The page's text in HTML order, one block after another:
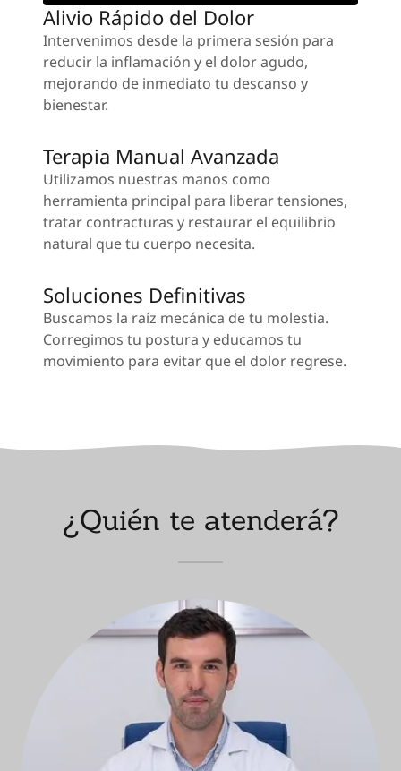
Alivio Rápido del Dolor
Intervenimos desde la primera sesión para
reducir la inflamación y el dolor agudo,
mejorando de inmediato tu descanso y
bienestar.
Terapia Manual Avanzada
Utilizamos nuestras manos como
herramienta principal para liberar tensiones,
tratar contracturas y restaurar el equilibrio
natural que tu cuerpo necesita.
Soluciones Definitivas
Buscamos la raíz mecánica de tu molestia.
Corregimos tu postura y educamos tu
movimiento para evitar que el dolor regrese.
¿Quién te atenderá?